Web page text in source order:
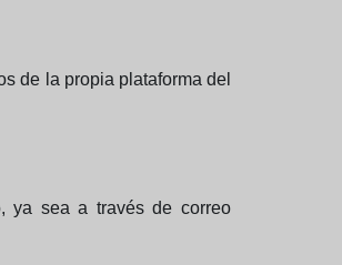
de la propia plataforma del
ya sea a través de correo